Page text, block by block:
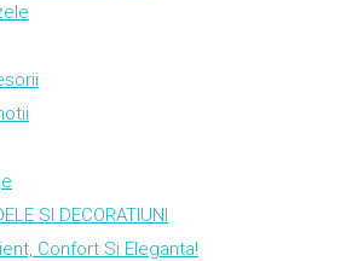
SI DECORATIUNI
Confort Si Eleganta!